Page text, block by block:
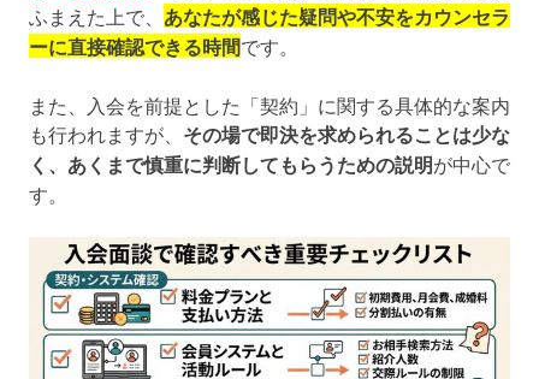
ふまえた上で、 あなたが感じた疑問や不安をカウンセラ
ーに直接確認できる時間です。
また、入会を前提とした「契約」に関する具体的な案内
も行われますが、 その場で即決を求められることは少な
く、あくまで慎重に判断してもらうための説明が中心で
す。